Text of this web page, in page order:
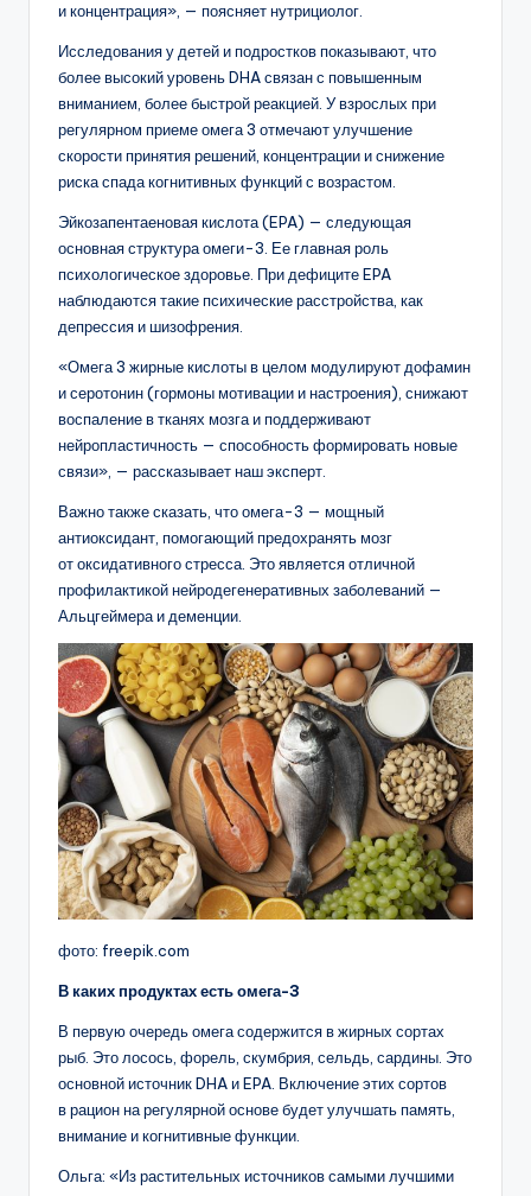
и концентрация», — поясняет нутрициолог.
Исследования у детей и подростков показывают, что
более высокий уровень DHA связан с повышенным
вниманием, более быстрой реакцией. У взрослых при
регулярном приеме омега 3 отмечают улучшение
скорости принятия решений, концентрации и снижение
риска спада когнитивных функций с возрастом.
Эйкозапентаеновая кислота (EPA) — следующая
основная структура омеги-3. Ее главная роль
психологическое здоровье. При дефиците EPA
наблюдаются такие психические расстройства, как
депрессия и шизофрения.
«Омега 3 жирные кислоты в целом модулируют дофамин
и серотонин (гормоны мотивации и настроения), снижают
воспаление в тканях мозга и поддерживают
нейропластичность — способность формировать новые
связи», — рассказывает наш эксперт.
Важно также сказать, что омега-3 — мощный
антиоксидант, помогающий предохранять мозг
от оксидативного стресса. Это является отличной
профилактикой нейродегенеративных заболеваний —
Альцгеймера и деменции.
фото: freepik.com
В каких продуктах есть омега-3
В первую очередь омега содержится в жирных сортах
рыб. Это лосось, форель, скумбрия, сельдь, сардины. Это
основной источник DHA и EPA. Включение этих сортов
в рацион на регулярной основе будет улучшать память,
внимание и когнитивные функции.
Ольга: «Из растительных источников самыми лучшими